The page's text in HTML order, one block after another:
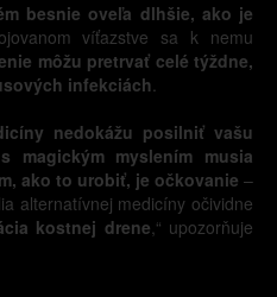
besnie oveľa dlhšie, ako je
víťazstve sa k nemu
môžu pretrvať celé týždne,
infekciách.
nedokážu posilniť vašu
myslením musia
ako to urobiť, je očkovanie –
alternatívnej medicíny očividne
kostnej drene,“ upozorňuje